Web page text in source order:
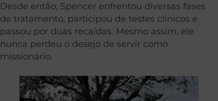
Desde então, Spencer enfrentou diversas fases
de tratamento, participou de testes clínicos e
passou por duas recaídas. Mesmo assim, ele
nunca perdeu o desejo de servir como
missionário.